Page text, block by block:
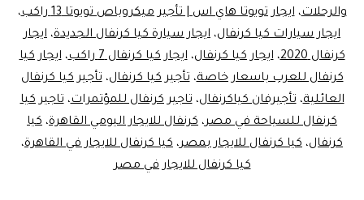
والرحلات،ايجار تويوتا هاي اس | تأجير ميكروباص تويوتا 13 راكب
،
ايجار سيارات كيا كرنفال، ايجار سيارة كيا كرنفال الجديدة، ايجار
كرنفال 2020
،ايجار كيا كرنفال،ايجار كيا كرنفال 7 راكب ،ايجار كيا
كرنفال للعرب باسعار خاصة،تأجير كيا كرنفال،تأجير كيا كرنفال
العائلية،تأجيرفان كياكرنفال،تاجير كرنفال للمؤتمرات،تاجير كيا
كرنفال للسياحة في مصر، كرنفال للايجار اليومي القاهرة، كيا
كرنفال، كيا كرنفال للايجار بمصر، كيا كرنفال للايجار في القاهرة،
كيا كرنفال للايجار في مصر